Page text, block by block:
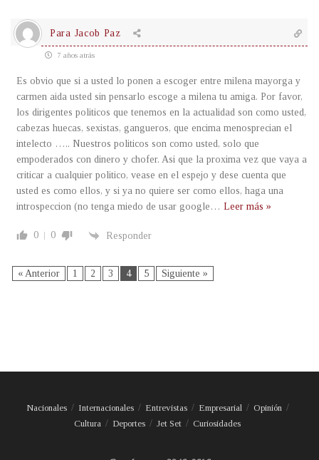
Para Jacob Paz
7 años atrás
Es obvio que si a usted lo ponen a escoger entre milena mayorga y
carmen aida usted sin pensarlo escoge a milena tu amiga. Por favor,
los dirigentes politicos que tenemos en la actualidad son como usted,
cabezas huecas, sexistas, gangueros, que encima menosprecian el
intelecto ….. Nuestros politicos son como usted, solo que
empoderados con dinero y chofer. Asi que la proxima vez que vaya a
criticar a cualquier politico, vease en el espejo y dese cuenta que
usted es como ellos, y si ya no quiere ser como ellos, haga una
introspeccion (no tenga miedo de usar google … Leer más »
0 0 Responder
« Anterior 1 2 3 4 5 Siguiente »
Nacionales Internacionales Entrevistas Empresarial
Opinión
Cultura
Deportes Jet Set Curiosidades